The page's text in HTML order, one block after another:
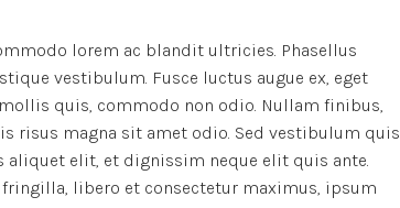
lorem ac blandit ultricies. Phasellus
vestibulum. Fusce luctus augue ex, eget
quis, commodo non odio. Nullam finibus,
risus magna sit amet odio. Sed vestibulum quis
aliquet elit, et dignissim neque elit quis ante.
fringilla, libero et consectetur maximus, ipsum